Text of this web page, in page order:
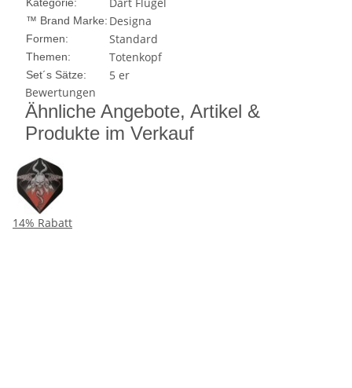
™ Brand Marke: Designa
Formen: Standard
Themen: Totenkopf
Set´s Sätze:
5 er
Bewertungen
Ähnliche Angebote, Artikel &
Produkte im Verkauf
14% Rabatt